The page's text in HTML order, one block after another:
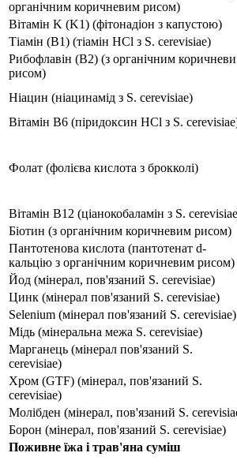
органічним коричневим рисом)
Вітамін K (K1) (фітонадіон з капустою)
Тіамін (B1) (тіамін HCl з S. cerevisiae)
Рибофлавін (B2) (з органічним
рисом)
Ніацин (ніацинамід з S. cerevisiae)
Вітамін B6 (піридоксин HCl з S.
Фолат (фолієва кислота з брокколі)
Вітамін B12 (ціанокобаламін з S.
Біотин (з органічним коричневим рисом)
Пантотенова кислота (пантотенат d-
кальцію з органічним коричневим рисом)
Йод (мінерал, пов'язаний S. cerevisiae)
Цинк (мінерал пов'язаний S. cerevisiae)
Selenium (мінерал пов'язаний S. cerevisiae)
Мідь (мінеральна межа S. cerevisiae)
Марганець (мінерал пов'язаний S.
cerevisiae)
Хром (GTF) (мінерал, пов'язаний S.
cerevisiae)
Молібден (мінерал, пов'язаний S.
Борон (мінерал, пов'язаний S. cerevisiae)
Поживне їжа і трав'яна суміш